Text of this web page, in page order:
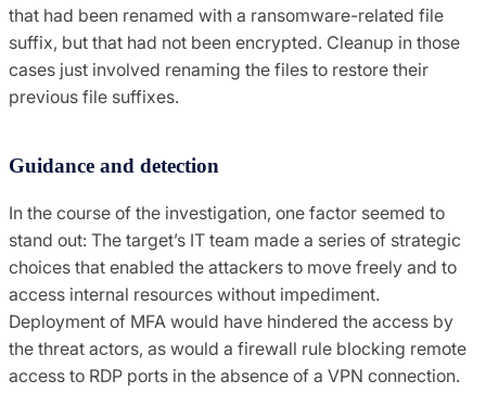
that had been renamed with a ransomware-related file
suffix, but that had not been encrypted. Cleanup in those
cases just involved renaming the files to restore their
previous file suffixes.
Guidance and detection
In the course of the investigation, one factor seemed to
stand out: The target’s IT team made a series of strategic
choices that enabled the attackers to move freely and to
access internal resources without impediment.
Deployment of MFA would have hindered the access by
the threat actors, as would a firewall rule blocking remote
access to RDP ports in the absence of a VPN connection.